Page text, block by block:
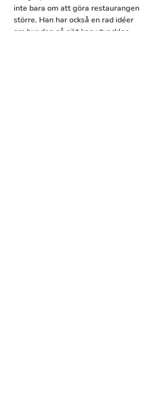
inte bara om att göra restaurangen
större. Han har också en rad idéer
om hur den på sikt kan utvecklas